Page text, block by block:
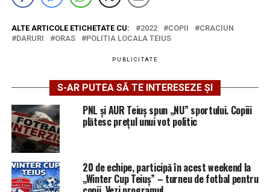
ALTE ARTICOLE ETICHETATE CU: 2022 COPII
CRACIUN
DARURI
ORAS POLITIA LOCALA TEIUS
PUBLICITATE
S-AR PUTEA SĂ TE INTERESEZE ȘI
PNL și AUR Teiuș spun „NU” sportului. Copiii
plătesc prețul unui vot politic
20 de echipe, participă în acest weekend la
„Winter Cup Teiuș” – turneu de fotbal pentru